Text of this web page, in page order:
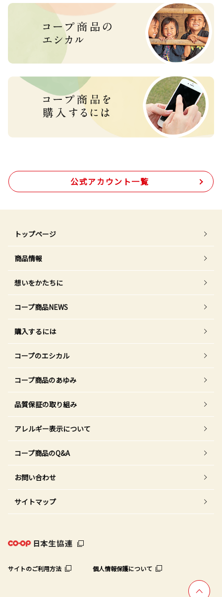
公式アカウント一覧
トップページ
商品情報
想いをかたちに
コープ商品NEWS
購入するには
コープのエシカル
コープ商品のあゆみ
品質保証の取り組み
アレルギー表示について
コープ商品のQ&A
お問い合わせ
サイトマップ
サイトのご利用方法 個人情報保護について